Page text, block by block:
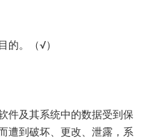
的。（√）
件及其系统中的数据受到保
遭到破坏、更改、泄露，系